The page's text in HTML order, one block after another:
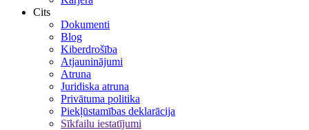
Cits
Dokumenti
Blog
Kiberdrošība
Atjauninājumi
Atruna
Juridiska atruna
Privātuma politika
Piekļūstamības deklarācija
Sīkfailu iestatījumi